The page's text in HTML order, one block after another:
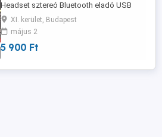
Headset sztereó Bluetooth eladó USB
jeladóval számítógéphez (vezeték nélküli
fejhallgató) hatótávolság 15 méter, 2,4
GHz, teljesen új, dobozában, akkutöltő
kábellel számítógépről tölthető, jeladó
számítógép az USB-n keresztül ...
XI. kerület, Budapest
május 2
5 900 Ft